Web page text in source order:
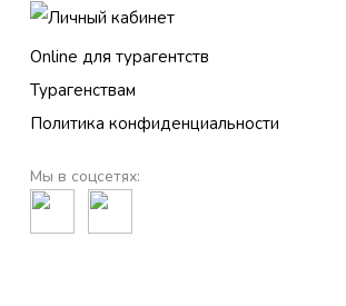
Личный кабинет
Online для турагентств
Турагенствам
Политика конфиденциальности
Мы в соцсетях: